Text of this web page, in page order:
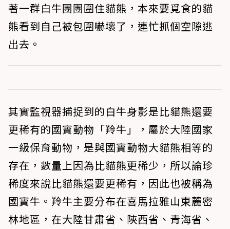
著一群白牛團團圍住貓熊，本來要覓食的貓
熊看到自己被包圍嚇壞了，連忙抓個空隙逃
出去。
其實監視器捕捉到的白牛身影是比貓熊還要
更稀有的國寶動物「羚牛」，屬於大陸國家
一級保育動物，是與國寶動物大貓熊相等的
存在，數量上因為比貓熊更稀少，所以論珍
稀度來說比貓熊還要更稀有，因此也被稱為
國寶牛。羚牛主要分布在喜馬拉雅山東麓密
林地區，在大陸甘肅省、陝西省、青海省、